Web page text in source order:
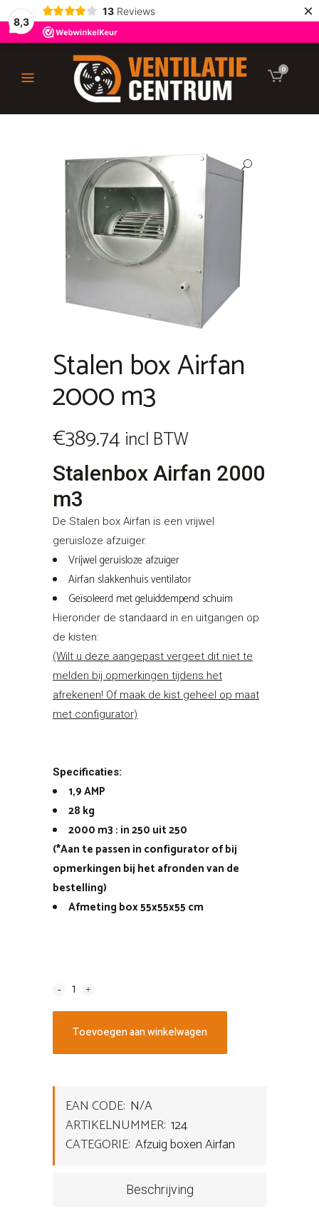
8,3
13 Reviews ×
0
Stalen box Airfan
2000 m3
€389.74 incl BTW
Stalenbox Airfan 2000
m3
De Stalen box Airfan is een vrijwel
geruisloze afzuiger.
Vrijwel geruisloze afzuiger
Airfan slakkenhuis ventilator
Geïsoleerd met geluiddempend schuim
Hieronder de standaard in en uitgangen op
de kisten:
(Wilt u deze aangepast vergeet dit niet te
melden bij opmerkingen tijdens het
afrekenen! Of maak de kist geheel op maat
met configurator)
Specificaties:
1,9 AMP
28 kg
2000 m3 : in 250 uit 250
(*Aan te passen in configurator of bij
opmerkingen bij het afronden van de
bestelling)
Afmeting box 55x55x55 cm
Toevoegen aan winkelwagen
EAN CODE: N/A
ARTIKELNUMMER: 124
CATEGORIE: Afzuig boxen Airfan
Beschrijving